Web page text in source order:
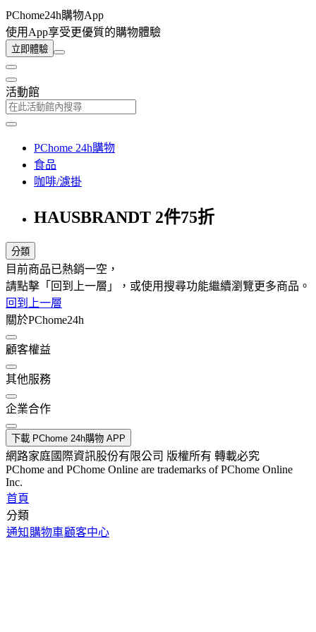
PChome24h購物App
使用App享受更優質的購物體驗
立即體驗
活動館
PChome 24h購物
食品
咖啡/濾掛
HAUSBRANDT 2件75折
分類
目前商品已熱銷一空，
請點擊「回到上一層」，或使用搜尋功能繼續瀏覽更多商品。
回到上一層
關於PChome24h
顧客權益
其他服務
企業合作
下載 PChome 24h購物 APP
網路家庭國際資訊股份有限公司 版權所有 轉載必究
PChome and PChome Online are trademarks of PChome Online
Inc.
首頁
分類
通知 購物車顧客中心